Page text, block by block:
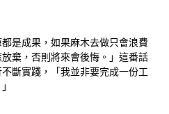
是成果，如果麻木去做只會浪費
棄，否則將來會後悔。」這番話
斷實踐，「我並非要完成一份工